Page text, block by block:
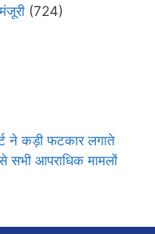
(724)
ने कड़ी फटकार लगाते
से सभी आपराधिक मामलों